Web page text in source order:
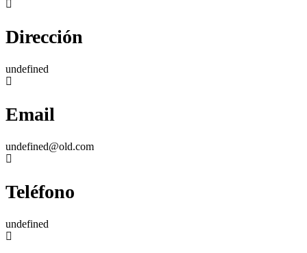
Dirección
undefined
Email
undefined@old.com
Teléfono
undefined